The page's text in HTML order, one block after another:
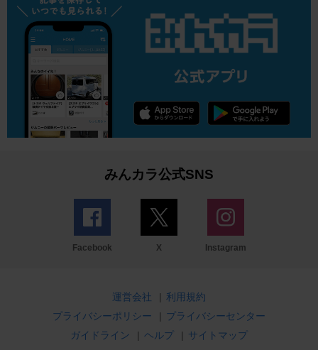
みんカラ公式SNS
Facebook X Instagram
運営会社 | 利用規約
プライバシーポリシー
| プライバシーセンター
ガイドライン
| ヘルプ | サイトマップ